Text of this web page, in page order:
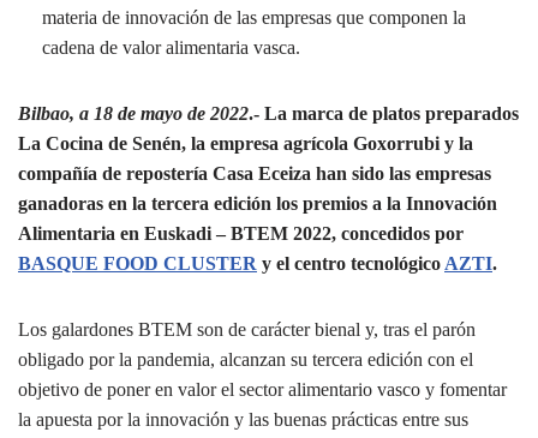
materia de innovación de las empresas que componen la
cadena de valor alimentaria vasca.
Bilbao, a 18 de mayo de 2022.- La marca de platos preparados
La Cocina de Senén, la empresa agrícola Goxorrubi y la
compañía de repostería Casa Eceiza han sido las empresas
ganadoras en la tercera edición los premios a la Innovación
Alimentaria en Euskadi – BTEM 2022, concedidos por
BASQUE FOOD CLUSTER y el centro tecnológicoAZTI.
Los galardones BTEM son de carácter bienal y, tras el parón
obligado por la pandemia, alcanzan su tercera edición con el
objetivo de poner en valor el sector alimentario vasco y fomentar
la apuesta por la innovación y las buenas prácticas entre sus